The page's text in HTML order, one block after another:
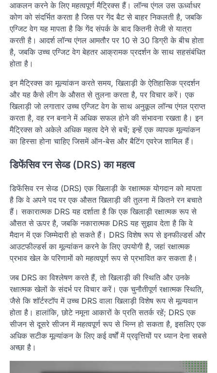
आकलन करने के लिए महत्वपूर्ण मैट्रिक्स हैं। लॉन्च एंगल उस ऊर्ध्वाधर
कोण को संदर्भित करता है जिस पर गेंद बैट से बाहर निकलती है, जबकि
एग्जिट वेग यह मापता है कि गेंद संपर्क के बाद कितनी तेजी से यात्रा
करती है। आदर्श लॉन्च एंगल आमतौर पर 10 से 30 डिग्री के बीच होता
है, जबकि उच्च एग्जिट वेग बेहतर आक्रामक प्रदर्शन के साथ सहसंबंधित
होता है।
इन मैट्रिक्स का मूल्यांकन करते समय, खिलाड़ी के ऐतिहासिक प्रदर्शन
और यह कैसे लीग के औसत से तुलना करता है, पर विचार करें। एक
खिलाड़ी जो लगातार उच्च एग्जिट वेग के साथ अनुकूल लॉन्च एंगल प्राप्त
करता है, वह रन बनाने में अधिक सफल होने की संभावना रखता है। इन
मैट्रिक्स को अकेले अधिक महत्व देने से बचें; इन्हें एक व्यापक मूल्यांकन
का हिस्सा होना चाहिए जिसमें ऑन-बेस और बैटिंग एवरेज शामिल हैं।
डिफेंसिव रन सेव्ड (DRS) का महत्व
डिफेंसिव रन सेव्ड (DRS) एक खिलाड़ी के रक्षात्मक योगदान को मापता
है कि वे अपने पद पर एक औसत खिलाड़ी की तुलना में कितने रन बचाते
हैं। सकारात्मक DRS यह दर्शाता है कि एक खिलाड़ी रक्षात्मक रूप से
औसत से ऊपर है, जबकि नकारात्मक DRS यह सुझाव देता है कि वे
मैदान में एक जिम्मेदारी हो सकते हैं। DRS विशेष रूप से इनफील्डर्स और
आउटफील्डर्स का मूल्यांकन करने के लिए उपयोगी है, जहां रक्षात्मक
प्रभाव खेल के परिणामों को महत्वपूर्ण रूप से प्रभावित कर सकता है।
जब DRS का विश्लेषण करते हैं, तो खिलाड़ी की स्थिति और उनके
रक्षात्मक खेलों के संदर्भ पर विचार करें। एक चुनौतीपूर्ण रक्षात्मक स्थिति,
जैसे कि शॉर्टस्टॉप में उच्च DRS वाला खिलाड़ी विशेष रूप से मूल्यवान
होता है। हालांकि, छोटे नमूना आकारों के प्रति सतर्क रहें; DRS एक
सीजन से दूसरे सीजन में महत्वपूर्ण रूप से भिन्न हो सकता है, इसलिए एक
अधिक सटीक मूल्यांकन के लिए कई वर्षों में प्रवृत्तियों पर ध्यान देना सबसे
अच्छा है।